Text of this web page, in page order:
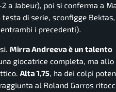
a Jabeur), poi si conferma a
di serie, sconfigge Bektas,
i precedenti).
Mirra Andreeva è un talento
giocatrice completa, ma
Alta 1,75, ha dei colpi
al Roland Garros